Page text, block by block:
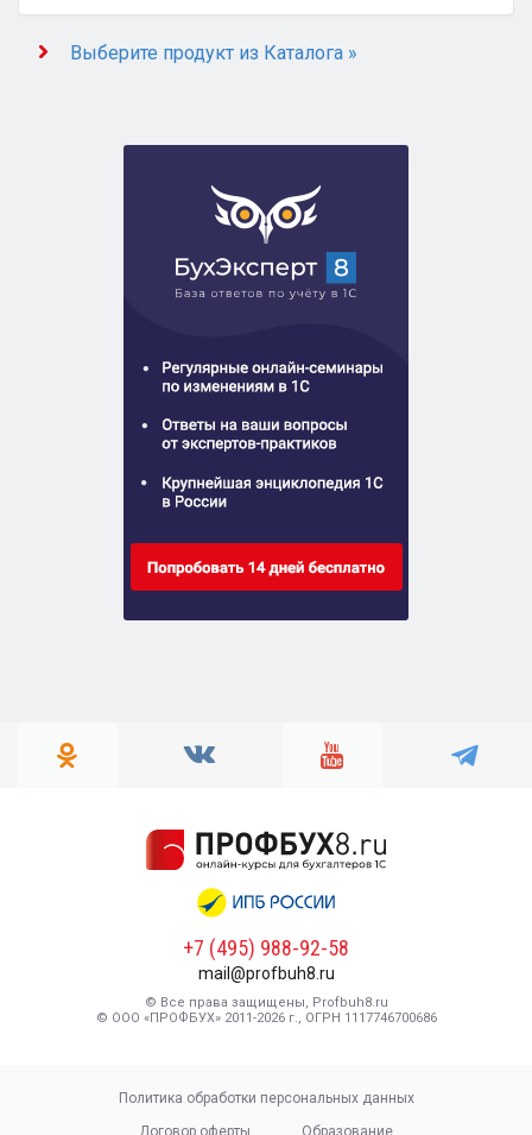
Выберите продукт из Каталога »
+7 (495) 988-92-58
mail@profbuh8.ru
© Все права защищены, Profbuh8.ru
© ООО «ПРОФБУХ» 2011-2026 г., ОГРН 1117746700686
Политика обработки персональных данных
Договор оферты
Образование